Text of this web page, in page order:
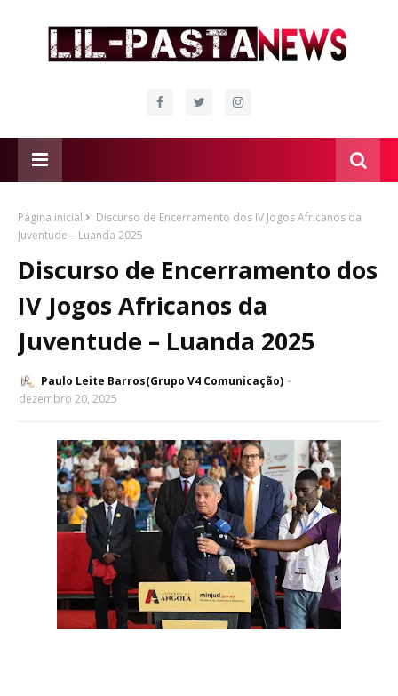
Página inicial
Discurso de Encerramento dos IV Jogos Africanos da
Juventude – Luanda 2025
Discurso de Encerramento dos
IV Jogos Africanos da
Juventude – Luanda 2025
Paulo Leite Barros(Grupo V4 Comunicação)
dezembro 20, 2025